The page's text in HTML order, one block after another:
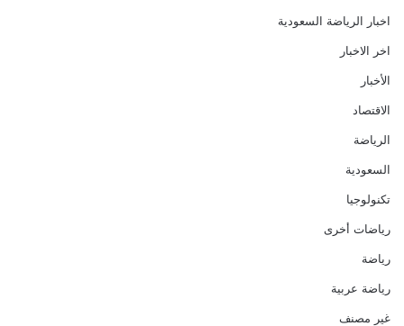
اخبار الرياضة السعودية
اخر الاخبار
الأخبار
الاقتصاد
الرياضة
السعودية
تكنولوجيا
رياضات أخرى
رياضة
رياضة عربية
غير مصنف